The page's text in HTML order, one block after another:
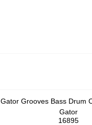
Gator Grooves Bass Drum
Gator
16895